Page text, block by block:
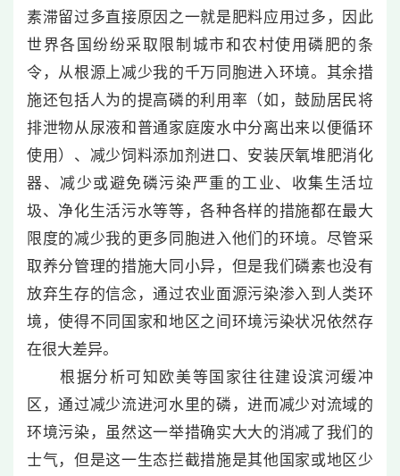
素滞留过多直接原因之一就是肥料应用过多，因此
世界各国纷纷采取限制城市和农村使用磷肥的条
令，从根源上减少我的千万同胞进入环境。其余措
施还包括人为的提高磷的利用率（如，鼓励居民将
排泄物从尿液和普通家庭废水中分离出来以便循环
使用）、减少饲料添加剂进口、安装厌氧堆肥消化
器、减少或避免磷污染严重的工业、收集生活垃
圾、净化生活污水等等，各种各样的措施都在最大
限度的减少我的更多同胞进入他们的环境。尽管采
取养分管理的措施大同小异，但是我们磷素也没有
放弃生存的信念，通过农业面源污染渗入到人类环
境，使得不同国家和地区之间环境污染状况依然存
在很大差异。
根据分析可知欧美等国家往往建设滨河缓冲
区，通过减少流进河水里的磷，进而减少对流域的
环境污染，虽然这一举措确实大大的消减了我们的
士气，但是这一生态拦截措施是其他国家或地区少